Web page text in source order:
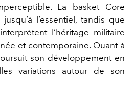
La basket Core
l’essentiel, tandis que
l’héritage militaire
et contemporaine. Quant à
son développement en
variations autour de son